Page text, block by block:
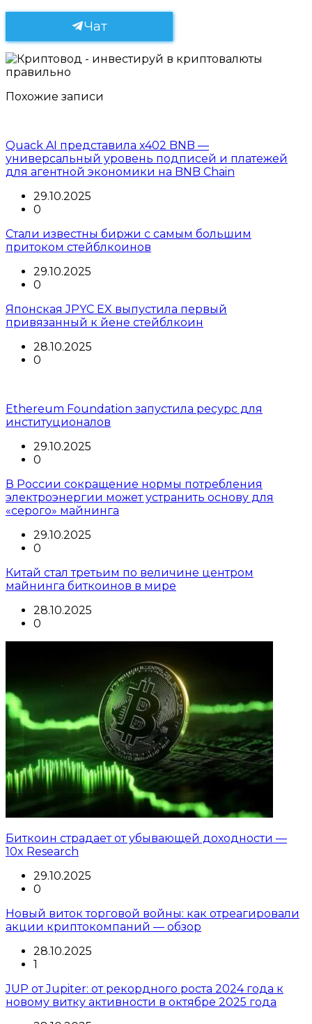
Чат
Похожие записи
Quack AI представила x402 BNB —
универсальный уровень подписей и платежей
для агентной экономики на BNB Chain
29.10.2025
0
Стали известны биржи с самым большим
притоком стейблкоинов
29.10.2025
0
Японская JPYC EX выпустила первый
привязанный к йене стейблкоин
28.10.2025
0
Ethereum Foundation запустила ресурс для
институционалов
29.10.2025
0
В России сокращение нормы потребления
электроэнергии может устранить основу для
«серого» майнинга
29.10.2025
0
Китай стал третьим по величине центром
майнинга биткоинов в мире
28.10.2025
0
Биткоин страдает от убывающей доходности —
10x Research
29.10.2025
0
Новый виток торговой войны: как отреагировали
акции криптокомпаний — обзор
28.10.2025
1
JUP от Jupiter: от рекордного роста 2024 года к
новому витку активности в октябре 2025 года